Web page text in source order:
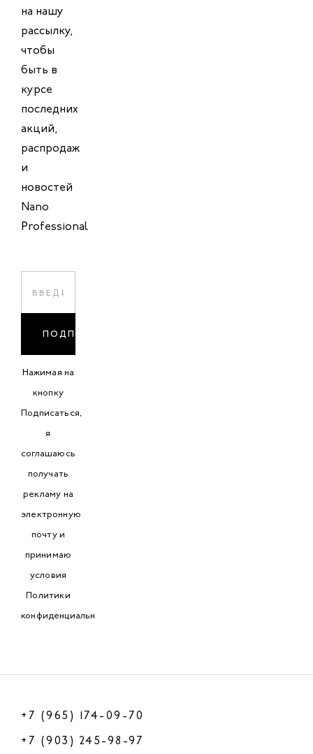
на нашу
рассылку,
чтобы
быть в
курсе
последних
акций,
распродаж
и
новостей
Nano
Professional
ПОДПИСАТЬСЯ
Нажимая на
кнопку
Подписаться,
я
соглашаюсь
получать
рекламу на
электронную
почту и
принимаю
условия
Политики
конфиденциальности
+7 (965) 174-09-70
+7 (903) 245-98-97